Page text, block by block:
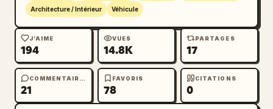
Architecture / Intérieur Véhicule
J’AIME
194
VUES
14.8K
PARTAGES
17
COMMENTAIRES
21
FAVORIS
78
CITATIONS
0